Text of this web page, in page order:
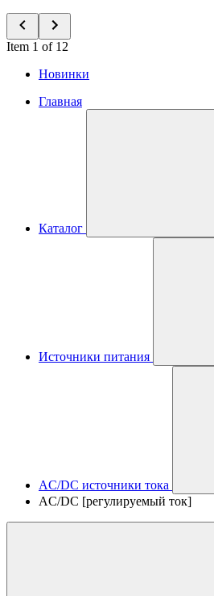
Item 1 of 12
Новинки
Главная
Каталог
Источники питания
AC/DC источники тока
AC/DC [регулируемый ток]